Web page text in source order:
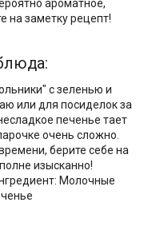
ароматное,
на заметку рецепт!
с зеленью и
или для посиделок за
печенье тает
очень сложно.
берите себе на
изысканно!
Молочные